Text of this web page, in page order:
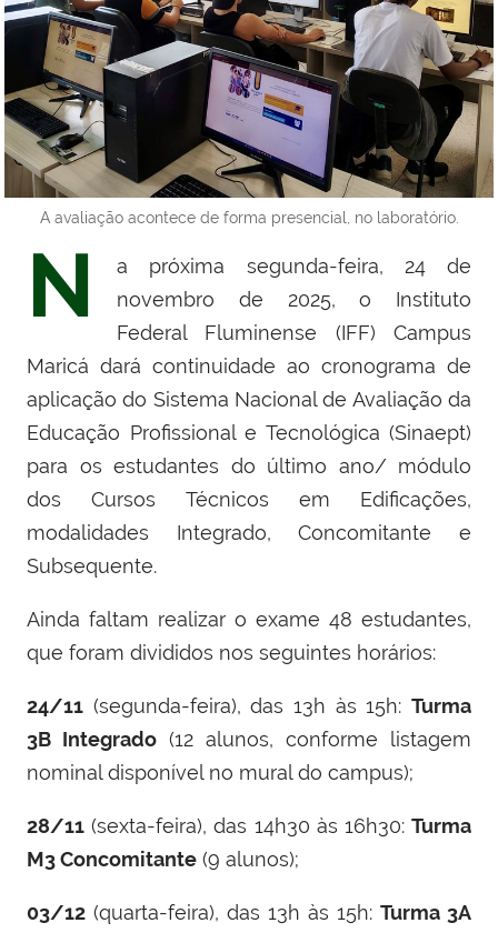
A avaliação acontece de forma presencial, no laboratório.
N
a próxima segunda-feira, 24 de
novembro de 2025, o Instituto
Federal Fluminense (IFF) Campus
Maricá dará continuidade ao cronograma de
aplicação do Sistema Nacional de Avaliação da
Educação Profissional e Tecnológica (Sinaept)
para os estudantes do último ano/ módulo
dos Cursos Técnicos em Edificações,
modalidades Integrado, Concomitante e
Subsequente.
Ainda faltam realizar o exame 48 estudantes,
que foram divididos nos seguintes horários:
24/11 (segunda-feira), das 13h às 15h: Turma
3B Integrado (12 alunos, conforme listagem
nominal disponível no mural do campus);
28/11 (sexta-feira), das 14h30 às 16h30: Turma
M3 Concomitante (9 alunos);
03/12 (quarta-feira), das 13h às 15h: Turma 3A